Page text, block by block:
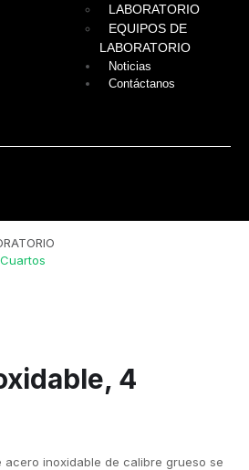
LABORATORIO
EQUIPOS DE
LABORATORIO
Noticias
Contáctanos
4
acero inoxidable de calibre grueso se